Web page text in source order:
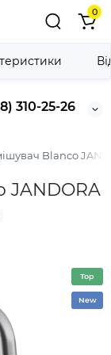
310-25-26
0
Blanco
JANDORA
Top
New